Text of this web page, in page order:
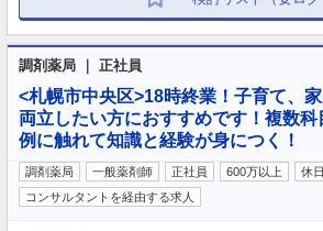
調剤薬局 ｜ 正社員
<札幌市中央区>18時終業！子育て、
両立したい方におすすめです！複数
例に触れて知識と経験が身につく！
調剤薬局 一般薬剤師 正社員 600万以上 休
コンサルタントを経由する求人